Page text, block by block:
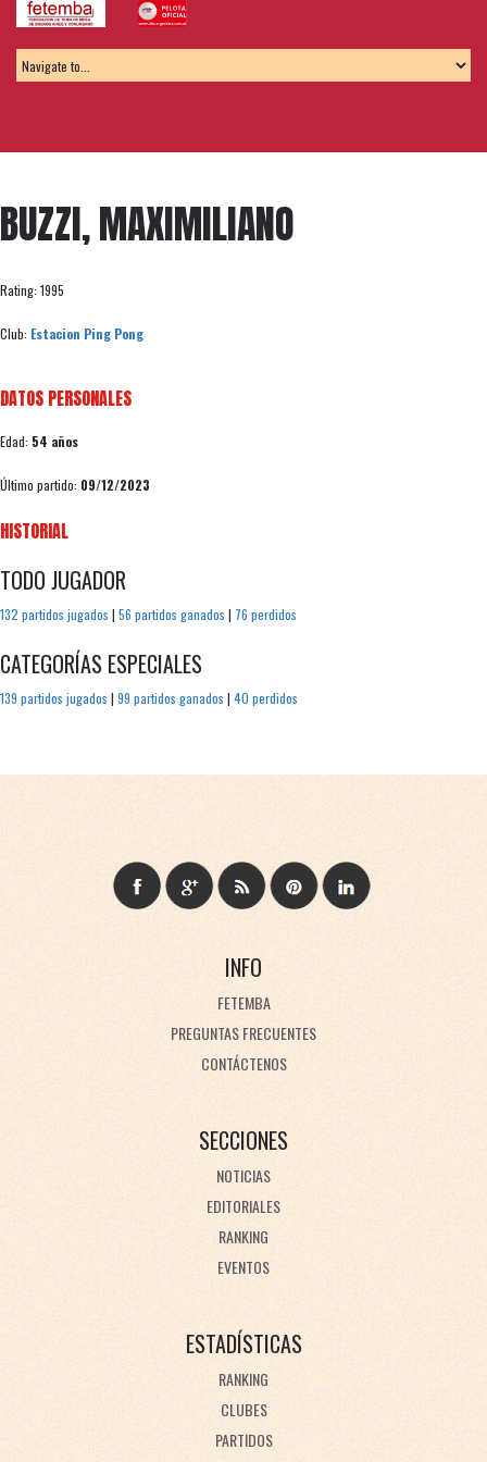
BUZZI, MAXIMILIANO
Rating: 1995
Club: Estacion Ping Pong
DATOS PERSONALES
Edad: 54 años
Último partido: 09/12/2023
HISTORIAL
TODO JUGADOR
132 partidos jugados | 56 partidos ganados | 76 perdidos
CATEGORÍAS ESPECIALES
139 partidos jugados | 99 partidos ganados | 40 perdidos
INFO
FETEMBA
PREGUNTAS FRECUENTES
CONTÁCTENOS
SECCIONES
NOTICIAS
EDITORIALES
RANKING
EVENTOS
ESTADÍSTICAS
RANKING
CLUBES
PARTIDOS